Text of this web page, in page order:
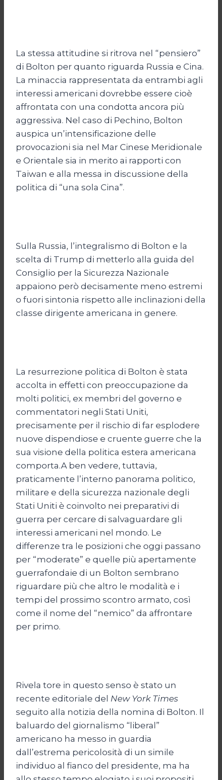
La stessa attitudine si ritrova nel “pensiero”
di Bolton per quanto riguarda Russia e Cina.
La minaccia rappresentata da entrambi agli
interessi americani dovrebbe essere cioè
affrontata con una condotta ancora più
aggressiva. Nel caso di Pechino, Bolton
auspica un’intensificazione delle
provocazioni sia nel Mar Cinese Meridionale
e Orientale sia in merito ai rapporti con
Taiwan e alla messa in discussione della
politica di “una sola Cina”.
Sulla Russia, l’integralismo di Bolton e la
scelta di Trump di metterlo alla guida del
Consiglio per la Sicurezza Nazionale
appaiono però decisamente meno estremi
o fuori sintonia rispetto alle inclinazioni della
classe dirigente americana in genere.
La resurrezione politica di Bolton è stata
accolta in effetti con preoccupazione da
molti politici, ex membri del governo e
commentatori negli Stati Uniti,
precisamente per il rischio di far esplodere
nuove dispendiose e cruente guerre che la
sua visione della politica estera americana
comporta.A ben vedere, tuttavia,
praticamente l’interno panorama politico,
militare e della sicurezza nazionale degli
Stati Uniti è coinvolto nei preparativi di
guerra per cercare di salvaguardare gli
interessi americani nel mondo. Le
differenze tra le posizioni che oggi passano
per “moderate” e quelle più apertamente
guerrafondaie di un Bolton sembrano
riguardare più che altro le modalità e i
tempi del prossimo scontro armato, così
come il nome del “nemico” da affrontare
per primo.
Rivela tore in questo senso è stato un
recente editoriale del New York Times
seguito alla notizia della nomina di Bolton. Il
baluardo del giornalismo “liberal”
americano ha messo in guardia
dall’estrema pericolosità di un simile
individuo al fianco del presidente, ma ha